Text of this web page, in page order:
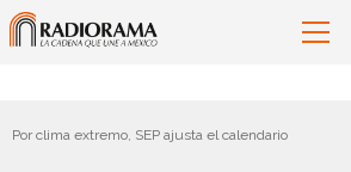
Por clima extremo, SEP ajusta el calendario